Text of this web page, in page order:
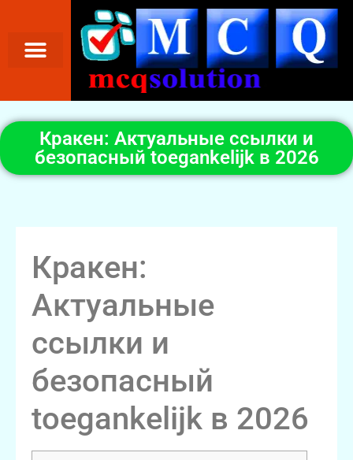
Кракен: Актуальные ссылки и
безопасный toegankelijk в 2026
Кракен:
Актуальные
ссылки и
безопасный
toegankelijk в 2026